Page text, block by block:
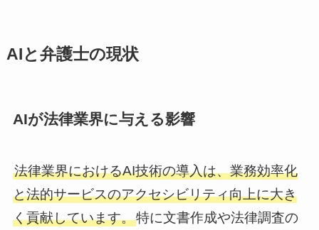
AIと弁護士の現状
AIが法律業界に与える影響
法律業界におけるAI技術の導入は、業務効率化
と法的サービスのアクセシビリティ向上に大き
く貢献しています。特に文書作成や法律調査の